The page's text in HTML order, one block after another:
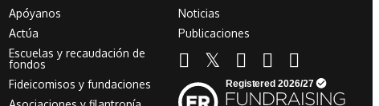
Apóyanos
Actúa
Escuelas y recaudación de
fondos
Fideicomisos y fundaciones
Noticias
Publicaciones
Linkedin link